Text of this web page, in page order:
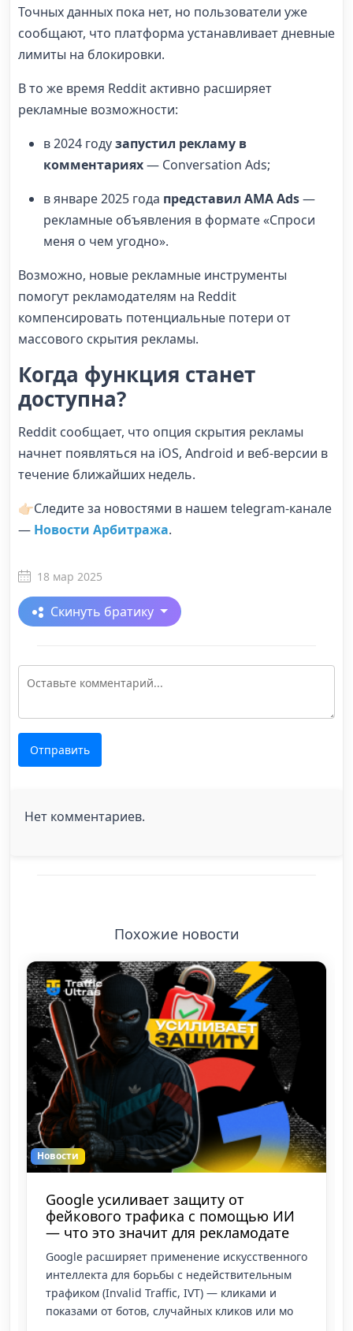
Точных данных пока нет, но пользователи уже
сообщают, что платформа устанавливает дневные
лимиты на блокировки.
В то же время Reddit активно расширяет
рекламные возможности:
в 2024 годузапустил рекламу в
комментариях— Conversation Ads;
в январе 2025 года представил AMA Ads—
рекламные объявления в формате «Спроси
меня о чем угодно».
Возможно, новые рекламные инструменты
помогут рекламодателям на Reddit
компенсировать потенциальные потери от
массового скрытия рекламы.
Когда функция станет
доступна?
Reddit сообщает, что опция скрытия рекламы
начнет появляться на iOS, Android и веб-версии в
течение ближайших недель.
👉🏻Следите за новостями в нашем telegram-канале
— Новости Арбитража.
18 мар 2025
Скинуть братику
Отправить
Нет комментариев.
Похожие новости
Новости
Google усиливает защиту от
фейкового трафика с помощью ИИ
— что это значит для рекламодате
Google расширяет применение искусственного
интеллекта для борьбы с недействительным
трафиком (Invalid Traffic, IVT) — кликами и
показами от ботов, случайных кликов или мо